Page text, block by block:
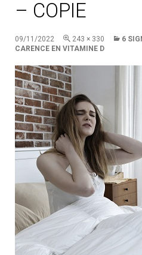
– COPIE
09/11/2022 243 × 330
6
CARENCE EN VITAMINE D